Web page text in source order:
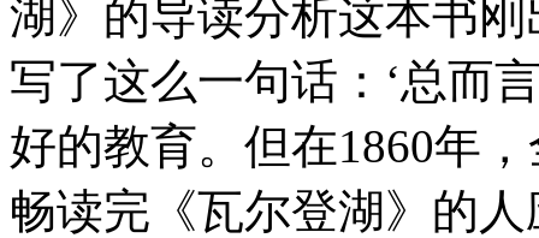
湖》的导读分析这本书
写了这么一句话：‘总而
好的教育。但在1860年
畅读完《瓦尔登湖》的